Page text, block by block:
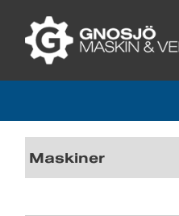
Maskiner